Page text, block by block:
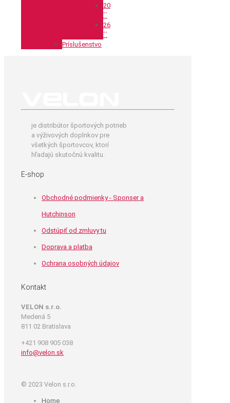
20
´´
26
´´
Príslušenstvo
je distribútor športových potrieb
a výživových doplnkov pre
všetkých športovcov, ktorí
hľadajú skutočnú kvalitu.
E-shop
Obchodné podmienky - Sponser a
Hutchinson
Odstúpiť od zmluvy tu
Doprava a platba
Ochrana osobných údajov
Kontakt
VELON s.r.o.
Medená 5
811 02 Bratislava
+421 908 905 038
info@velon.sk
© 2023 Velon s.r.o.
Home